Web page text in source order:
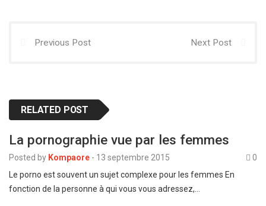
Previous Post Next Post
RELATED POST
La pornographie vue par les femmes
Posted by Kompaore - 13 septembre 2015
0
Le porno est souvent un sujet complexe pour les femmes En
fonction de la personne à qui vous vous adressez,…